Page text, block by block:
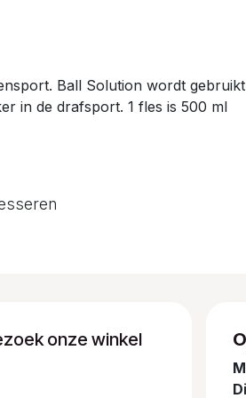
Ball Solution wordt
in de drafsport. 1 fles is 500 ml
onze winkel